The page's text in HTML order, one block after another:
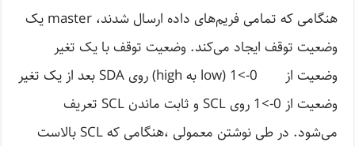
هنگامی که تمامی فریم‌های داده ارسال شدند، master یک
وضعیت توقف ایجاد می‌کند. وضعیت توقف با یک تغیر
وضعیت از 0->1 (low به high) روی SDA بعد از یک تغیر
وضعیت از 0->1 روی SCL و ثابت ماندن SCL تعریف
می‌شود. در طی نوشتن معمولی ،هنگامی که SCL بالاست